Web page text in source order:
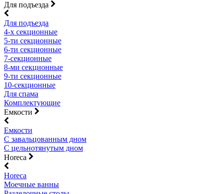
Для подъезда
Для подъезда
4-х секционные
5-ти секционные
6-ти секционные
7-секционные
8-ми секционные
9-ти секционные
10-секционные
Для спама
Комплектующие
Емкости
Емкости
С завальцованным дном
С цельнотянутым дном
Horeca
Horeca
Моечные ванны